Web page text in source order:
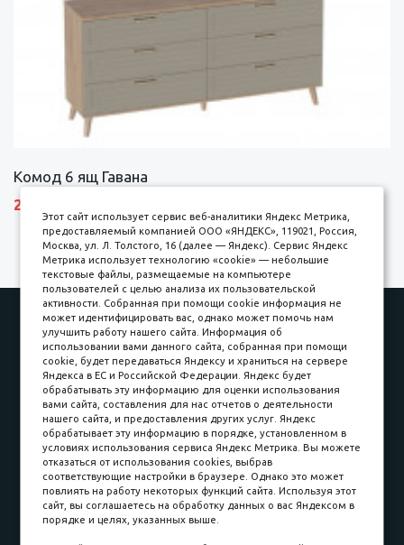
Комод 6 ящ Гавана
27690 р.
Наши работы
Оплата
Доставка и сборка
Гарантии
Карьера в компании
Контакты
Принимаем к оплате
Наличные
Этот сайт использует сервис веб-аналитики Яндекс Метрика,
предоставляемый компанией ООО «ЯНДЕКС», 119021, Россия,
Москва, ул. Л. Толстого, 16 (далее — Яндекс). Сервис Яндекс
Метрика использует технологию «cookie» — небольшие
текстовые файлы, размещаемые на компьютере
пользователей с целью анализа их пользовательской
активности. Собранная при помощи cookie информация не
может идентифицировать вас, однако может помочь нам
улучшить работу нашего сайта. Информация об
использовании вами данного сайта, собранная при помощи
cookie, будет передаваться Яндексу и храниться на сервере
Яндекса в ЕС и Российской Федерации. Яндекс будет
обрабатывать эту информацию для оценки использования
вами сайта, составления для нас отчетов о деятельности
нашего сайта, и предоставления других услуг. Яндекс
обрабатывает эту информацию в порядке, установленном в
условиях использования сервиса Яндекс Метрика. Вы можете
отказаться от использования cookies, выбрав
соответствующие настройки в браузере. Однако это может
повлиять на работу некоторых функций сайта. Используя этот
сайт, вы соглашаетесь на обработку данных о вас Яндексом в
порядке и целях, указанных выше.